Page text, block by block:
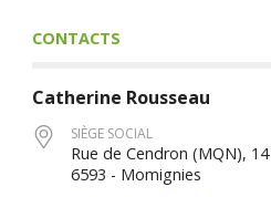
CONTACTS
Catherine Rousseau
SIÈGE SOCIAL
Rue de Cendron (MQN), 14
6593 - Momignies